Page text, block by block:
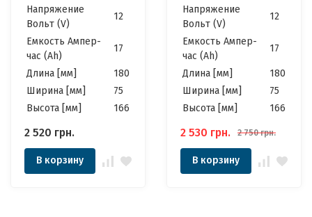
17Ah
Напряжение
Вольт (V)
12
Емкость Ампер-
час (Ah)
17
Длина [мм]
180
Ширина [мм]
75
Высота [мм]
166
2 520 грн.
В корзину
дизельного
генератора мощностью
17Ah
Напряжение
Вольт (V)
12
Емкость Ампер-
час (Ah)
17
Длина [мм]
180
Ширина [мм]
75
Высота [мм]
166
2 530 грн. 2 750 грн.
В корзину